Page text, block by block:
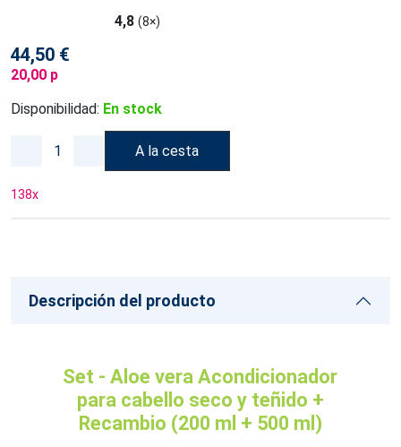
4,8 (8×)
44,50 €
20,00 p
Disponibilidad: En stock
A la cesta
138x
Descripción del producto
Set - Aloe vera Acondicionador
para cabello seco y teñido +
Recambio (200 ml + 500 ml)